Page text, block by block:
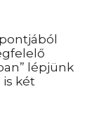
lépjünk
is két